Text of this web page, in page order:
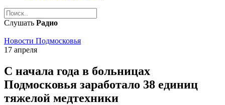
Слушать Радио
Новости Подмосковья
17 апреля
С начала года в больницах
Подмосковья заработало 38 единиц
тяжелой медтехники